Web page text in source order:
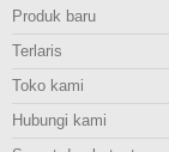
Produk baru
Terlaris
Toko kami
Hubungi kami